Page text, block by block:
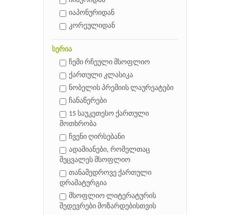
იაპონურიდან
კორეულიდან
სერია
ჩემი რჩეული მსოფლიო
ქართული კლასიკა
ნობელის პრემიის ლაურეატები
ჩანაწერები
15 საუკეთესო ქართული
მოთხრობა
ჩვენი ღირსებანი
ადამიანები, რომელთაც
შეცვალეს მსოფლიო
თანამედროვე ქართული
დრამატურგია
მსოფლიო ლიტერატურის
შედევრები მოზარდებისთვის